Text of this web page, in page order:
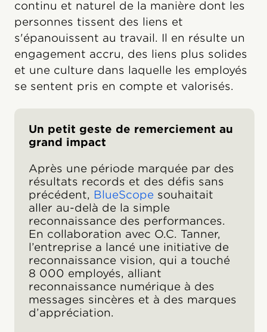
continu et naturel de la manière dont les
personnes tissent des liens et
s'épanouissent au travail. Il en résulte un
engagement accru, des liens plus solides
et une culture dans laquelle les employés
se sentent pris en compte et valorisés.
Un petit geste de remerciement au
grand impact
Après une période marquée par des
résultats records et des défis sans
précédent, BlueScope souhaitait
aller au-delà de la simple
reconnaissance des performances.
En collaboration avec O.C. Tanner,
l’entreprise a lancé une initiative de
reconnaissance vision, qui a touché
8 000 employés, alliant
reconnaissance numérique à des
messages sincères et à des marques
d’appréciation.